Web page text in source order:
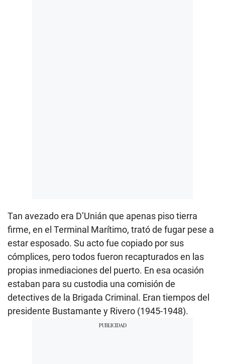
Tan avezado era D’Unián que apenas piso tierra
firme, en el Terminal Marítimo, trató de fugar pese a
estar esposado. Su acto fue copiado por sus
cómplices, pero todos fueron recapturados en las
propias inmediaciones del puerto. En esa ocasión
estaban para su custodia una comisión de
detectives de la Brigada Criminal. Eran tiempos del
presidente Bustamante y Rivero (1945-1948).